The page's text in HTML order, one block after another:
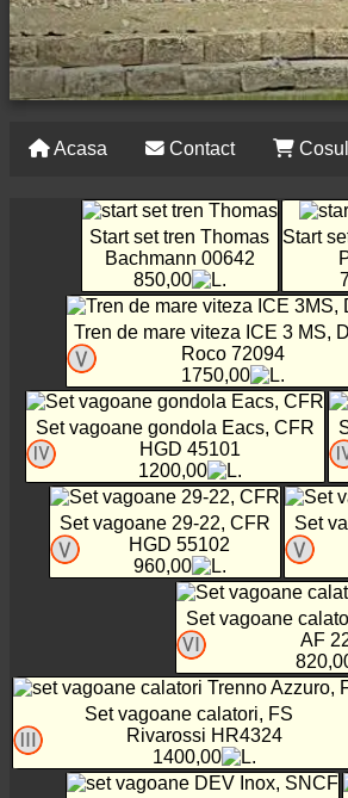
Acasa Contact
Start set tren Thomas
Bachmann 00642
850,00
Start
Tren de mare viteza ICE 3 MS,
Roco 72094
1750,00
Set vagoane gondola Eacs, CFR
HGD 45101
1200,00
Set vagoane 29-22, CFR
HGD 55102
960,00
Set
Set vagoane
AF
Set vagoane calatori, FS
Rivarossi HR4324
1400,00